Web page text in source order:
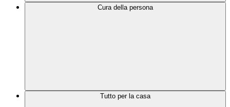
Cura della persona
Tutto per la casa